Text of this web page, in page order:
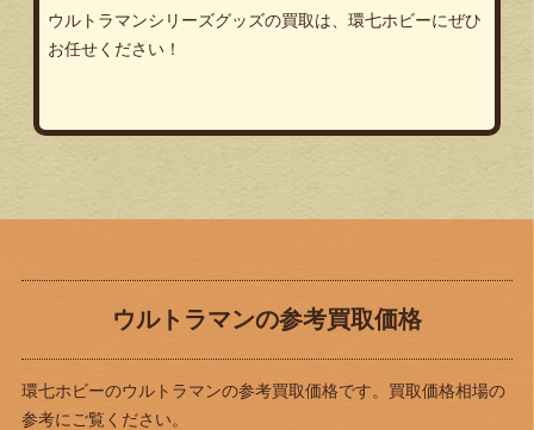
ウルトラマンシリーズグッズの買取は、環七ホビーにぜひ
お任せください！
ウルトラマンの参考買取価格
環七ホビーのウルトラマンの参考買取価格です。買取価格相場の
参考にご覧ください。